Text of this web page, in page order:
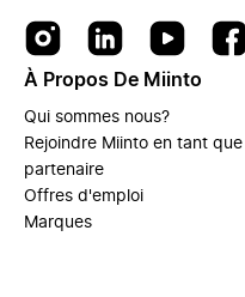
À Propos De Miinto
Qui sommes nous?
Rejoindre Miinto en tant que
partenaire
Offres d'emploi
Marques